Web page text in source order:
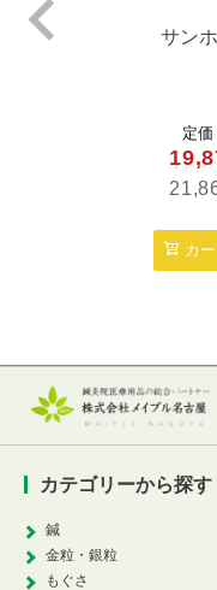
サン
定価
カ
カテゴリーから探す
鍼
金粒・銀粒
もぐさ